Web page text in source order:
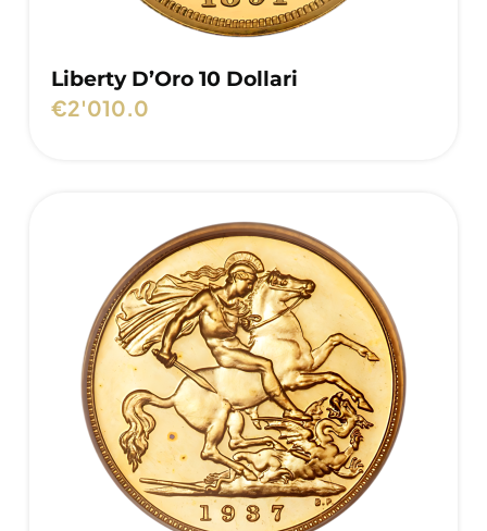
Liberty D’Oro 10 Dollari
€2'010.0